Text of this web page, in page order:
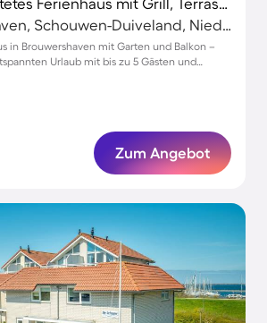
Brouwershaven, Schouwen-Duiveland, Niederlande
in Brouwershaven mit Garten und Balkon –
Urlaub mit bis zu 5 Gästen und
Zum Angebot